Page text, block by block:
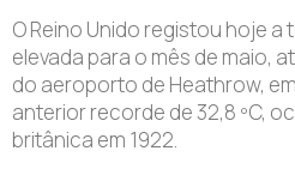
O Reino Unido registou hoje a
elevada para o mês de maio,
do aeroporto de Heathrow,
anterior recorde de 32,8 ºC,
britânica em 1922.